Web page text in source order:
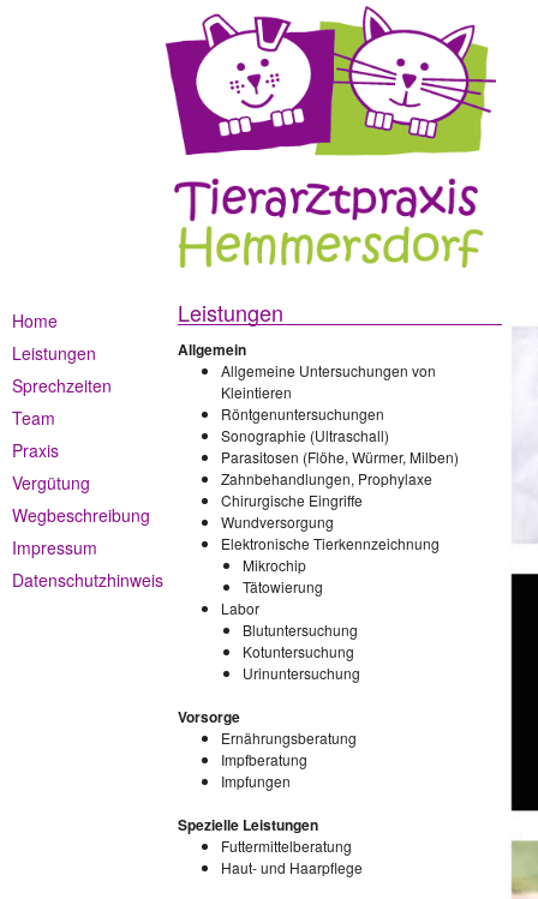
Home
Leistungen
Sprechzeiten
Team
Praxis
Vergütung
Wegbeschreibung
Impressum
Datenschutzhinweis
Leistungen
Allgemein
Allgemeine Untersuchungen von
Kleintieren
Röntgenuntersuchungen
Sonographie (Ultraschall)
Parasitosen (Flöhe, Würmer, Milben)
Zahnbehandlungen, Prophylaxe
Chirurgische Eingriffe
Wundversorgung
Elektronische Tierkennzeichnung
Mikrochip
Tätowierung
Labor
Blutuntersuchung
Kotuntersuchung
Urinuntersuchung
Vorsorge
Ernährungsberatung
Impfberatung
Impfungen
Spezielle Leistungen
Futtermittelberatung
Haut- und Haarpflege